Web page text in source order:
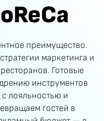
преимущество.
маркетинга и
Готовые
инструментов
лояльностью и
гостей в